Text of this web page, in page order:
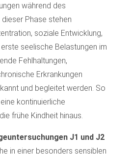
während des
Phase stehen
soziale Entwicklung,
seelische Belastungen im
Fehlhaltungen,
Erkrankungen
und begleitet werden. So
kontinuierliche
frühe Kindheit hinaus.
J1 und J2
in einer besonders sensiblen